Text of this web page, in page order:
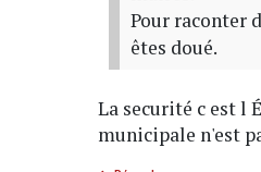
Pour raconter
êtes doué.
La securité c est l
municipale n'est